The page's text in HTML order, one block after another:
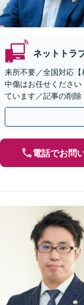
ネットトラ
来所不要／全国対応
中傷はお任せくださ
ています／記事の削
可】【初回相談無料
電話でお問